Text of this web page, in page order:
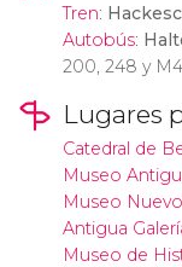
Tren:
Autobús:
200, 248 y
Lugares
Catedral de
Museo
Museo
Antigua
Museo de